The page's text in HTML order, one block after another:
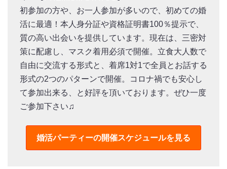
初参加の方や、お一人参加が多いので、初めての婚
活に最適！本人身分証や資格証明書100％提示で、
質の高い出会いを提供しています。現在は、三密対
策に配慮し、マスク着用必須で開催。立食大人数で
自由に交流する形式と、着席1対1で全員とお話する
形式の2つのパターンで開催。コロナ禍でも安心し
て参加出来る、と好評を頂いております。ぜひ一度
ご参加下さい♫
婚活パーティーの開催スケジュールを見る